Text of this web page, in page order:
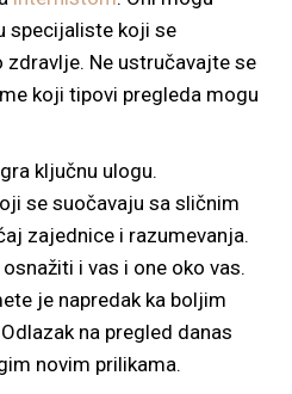
specijaliste koji se
Ne ustručavajte se
koji tipovi pregleda mogu
ključnu ulogu.
se suočavaju sa sličnim
zajednice i razumevanja.
i vas i one oko vas.
je napredak ka boljim
na pregled danas
novim prilikama.